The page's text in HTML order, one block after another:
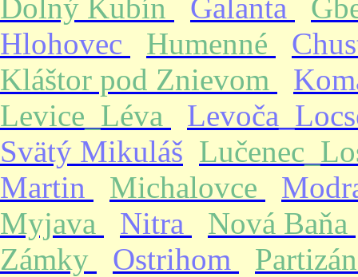
Dolný Kubín Galanta
Hlohovec
Humenné
Kláštor pod Znievom
Levice_Léva
Svätý Mikuláš
Martin
Michalovce
Myjava
Nitra
Nová Baňa
Zámky
Ostrihom